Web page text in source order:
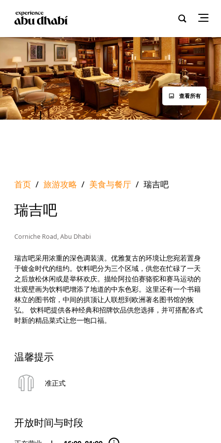
查看所有
首页 / 旅游攻略 / 美食与餐厅 / 瑞吉吧
瑞吉吧
Corniche Road, Abu Dhabi
瑞吉吧采用浓重的深色调装潢。优雅复古的环境让您宛若置身
于镀金时代的纽约。饮料吧分为三个区域，供您在忙碌了一天
之后放松休闲或是举杯欢庆。描绘阿拉伯赛骆驼和赛马运动的
壮观壁画为饮料吧增添了地道的中东色彩。这里还有一个书籍
林立的图书馆，中间的拱顶让人联想到欧洲著名图书馆的恢
弘。 饮料吧提供各种经典和招牌饮品供您选择，并可搭配各式
时新的精品菜式让您一饱口福。
温馨提示
准正式
开放时间与时段